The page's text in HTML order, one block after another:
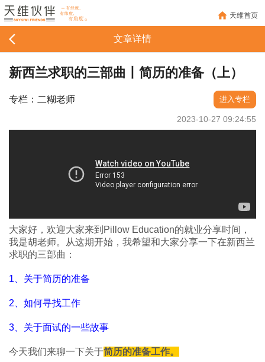
天维首页
文章详情
新西兰求职的三部曲丨简历的准备（上）
专栏：二糊老师 进入专栏
2023-10-27 09:24:55
大家好，欢迎大家来到Pillow Education的就业分享时间，
我是胡老师。从这期开始，我希望和大家分享一下在新西兰
求职的三部曲：
1、关于简历的准备
2、如何寻找工作
3、关于面试的一些故事
今天我们来聊一下关于简历的准备工作。